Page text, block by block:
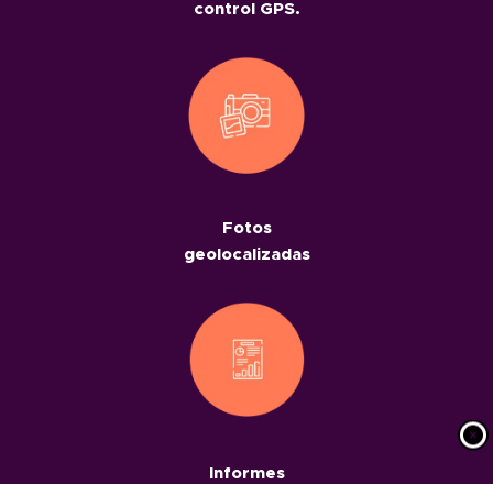
control GPS.
Fotos
geolocalizadas
Informes